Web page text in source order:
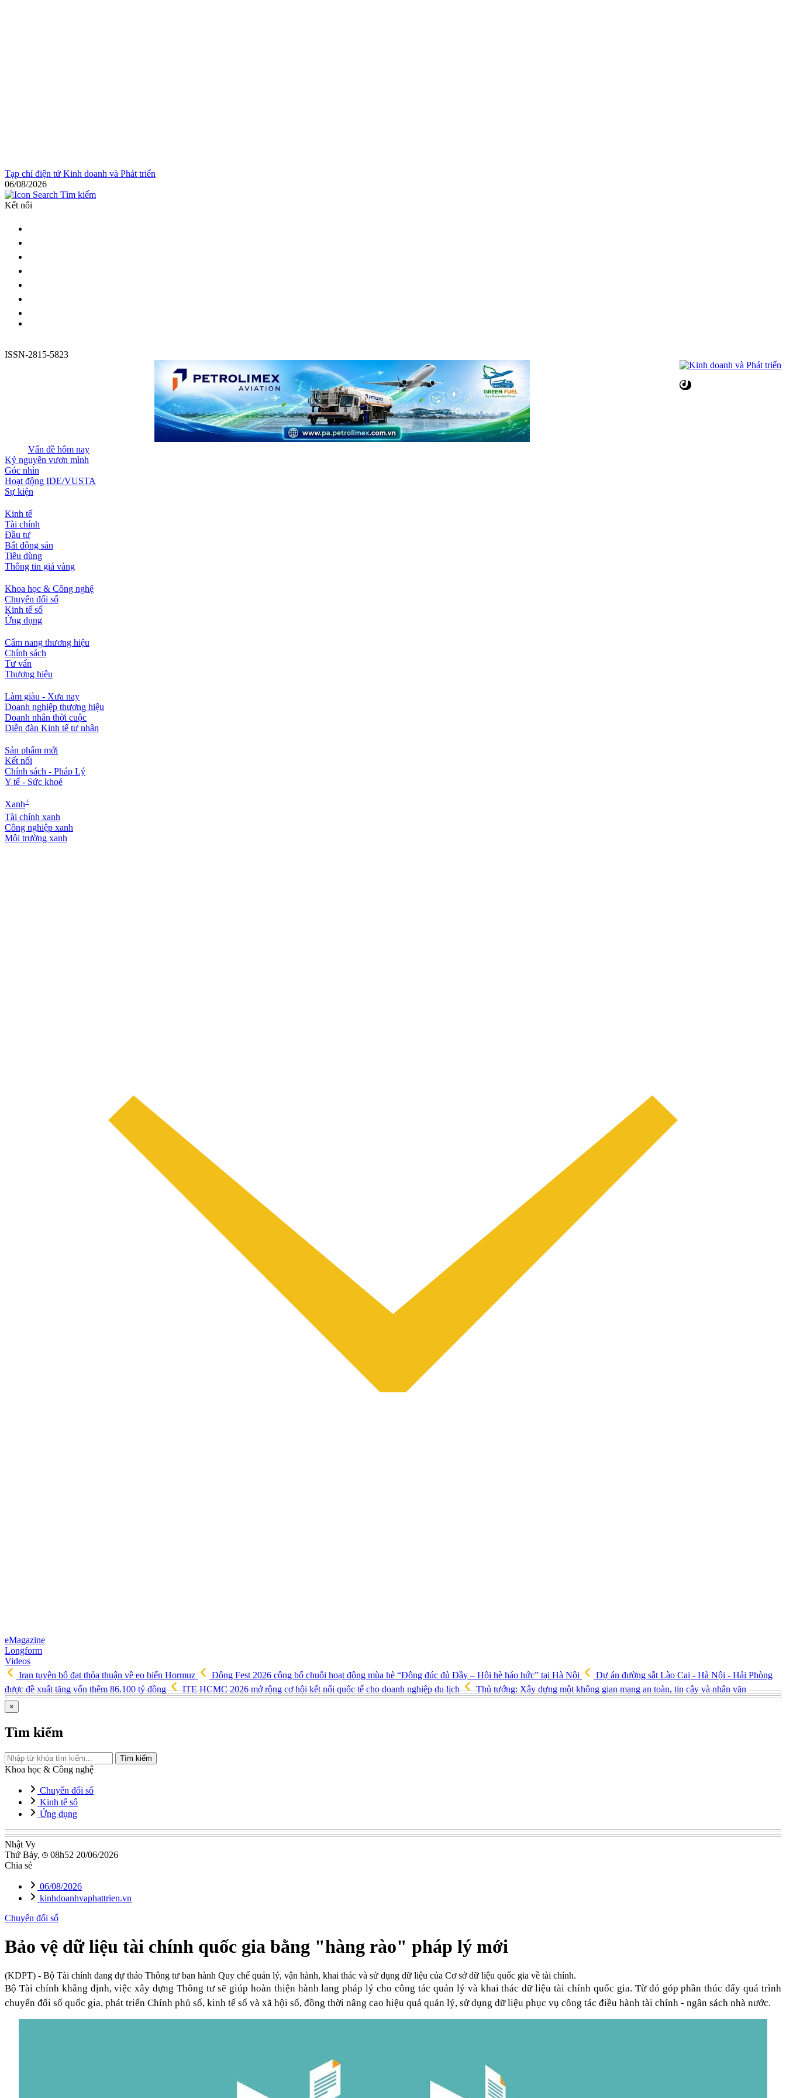
Tạp chí điện tử Kinh doanh và Phát triển
06/08/2026
Tìm kiếm
Kết nối
ISSN-2815-5823
Vấn đề hôm nay
Kỷ nguyên vươn mình
Góc nhìn
Hoạt động IDE/VUSTA
Sự kiện
Kinh tế
Tài chính
Đầu tư
Bất động sản
Tiêu dùng
Thông tin giá vàng
Khoa học & Công nghệ
Chuyển đổi số
Kinh tế số
Ứng dụng
Cẩm nang thương hiệu
Chính sách
Tư vấn
Thương hiệu
Làm giàu - Xưa nay
Doanh nghiệp thương hiệu
Doanh nhân thời cuộc
Diễn đàn Kinh tế tư nhân
Sản phẩm mới
Kết nối
Chính sách - Pháp Lý
Y tế - Sức khoẻ
Xanh+
Tài chính xanh
Công nghiệp xanh
Môi trường xanh
eMagazine
Longform
Videos
Iran tuyên bố đạt thỏa thuận về eo biển Hormuz
Đông Fest 2026 công bố chuỗi hoạt động mùa hè “Đông đúc đủ Đầy – Hội hè háo hức” tại Hà Nội
Dự án đường sắt Lào Cai - Hà Nội - Hải Phòng
được đề xuất tăng vốn thêm 86.100 tỷ đồng
ITE HCMC 2026 mở rộng cơ hội kết nối quốc tế cho doanh nghiệp du lịch Thủ tướng: Xây dựng một không gian mạng an toàn, tin cậy và nhân văn
×
Tìm kiếm
Tìm kiếm
Khoa học & Công nghệ
Chuyển đổi số
Kinh tế số
Ứng dụng
Nhật Vy
Thứ Bảy,
08h52 20/06/2026
Chia sẻ
06/08/2026
kinhdoanhvaphattrien.vn
Chuyển đổi số
Bảo vệ dữ liệu tài chính quốc gia bằng "hàng rào" pháp lý mới
(KDPT) - Bộ Tài chính đang dự thảo Thông tư ban hành Quy chế quản lý, vận hành, khai thác và sử dụng dữ liệu của Cơ sở dữ liệu quốc gia về tài chính.
Bộ Tài chính khẳng định, việc xây dựng Thông tư sẽ giúp hoàn thiện hành lang pháp lý cho công tác quản lý và khai thác dữ liệu tài chính quốc gia. Từ đó góp phần thúc đẩy quá trình
chuyển đổi số quốc gia, phát triển Chính phủ số, kinh tế số và xã hội số, đồng thời nâng cao hiệu quả quản lý, sử dụng dữ liệu phục vụ công tác điều hành tài chính - ngân sách nhà nước.